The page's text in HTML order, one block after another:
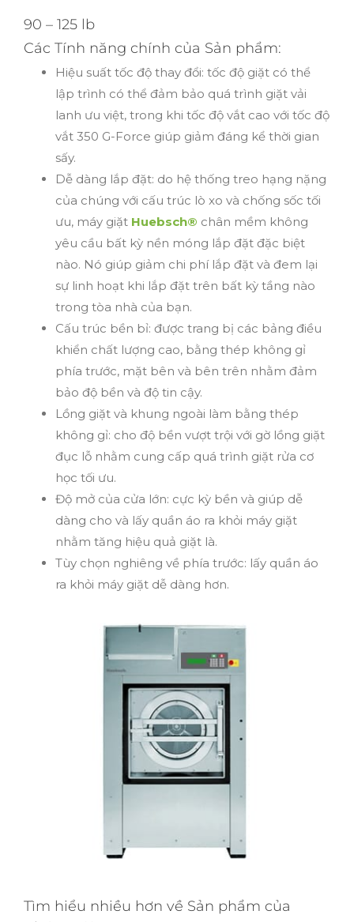
90 – 125 lb
Các Tính năng chính của Sản phẩm:
Hiệu suất tốc độ thay đổi: tốc độ giặt có thể
lập trình có thể đảm bảo quá trình giặt vải
lanh ưu việt, trong khi tốc độ vắt cao với tốc độ
vắt 350 G-Force giúp giảm đáng kể thời gian
sấy.
Dễ dàng lắp đặt: do hệ thống treo hạng nặng
của chúng với cấu trúc lò xo và chống sốc tối
ưu, máy giặt Huebsch® chân mềm không
yêu cầu bất kỳ nền móng lắp đặt đặc biệt
nào. Nó giúp giảm chi phí lắp đặt và đem lại
sự linh hoạt khi lắp đặt trên bất kỳ tầng nào
trong tòa nhà của bạn.
Cấu trúc bền bỉ: được trang bị các bảng điều
khiển chất lượng cao, bằng thép không gỉ
phía trước, mặt bên và bên trên nhằm đảm
bảo độ bền và độ tin cậy.
Lồng giặt và khung ngoài làm bằng thép
không gỉ: cho độ bền vượt trội với gờ lồng giặt
đục lỗ nhằm cung cấp quá trình giặt rửa cơ
học tối ưu.
Độ mở của cửa lớn: cực kỳ bền và giúp dễ
dàng cho và lấy quần áo ra khỏi máy giặt
nhằm tăng hiệu quả giặt là.
Tùy chọn nghiêng về phía trước: lấy quần áo
ra khỏi máy giặt dễ dàng hơn.
Tìm hiểu nhiều hơn về Sản phẩm của